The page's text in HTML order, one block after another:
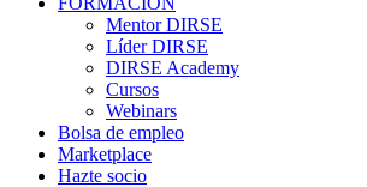
Mentor DIRSE
Líder DIRSE
DIRSE Academy
Cursos
Webinars
Bolsa de empleo
Marketplace
Hazte socio